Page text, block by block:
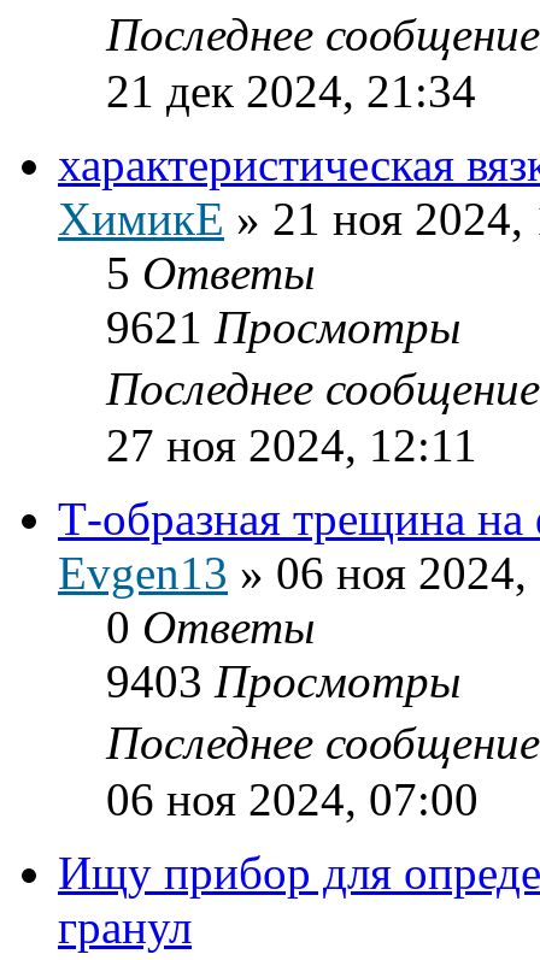
Последнее
21 дек 2024, 21:34
характеристическая
ХимикЕ » 21 ноя 2024,
5 Ответы
9621 Просмотры
Последнее
27 ноя 2024, 12:11
Т-образная трещина
Evgen13 » 06 ноя
0 Ответы
9403 Просмотры
Последнее
06 ноя 2024, 07:00
Ищу прибор для
гранул